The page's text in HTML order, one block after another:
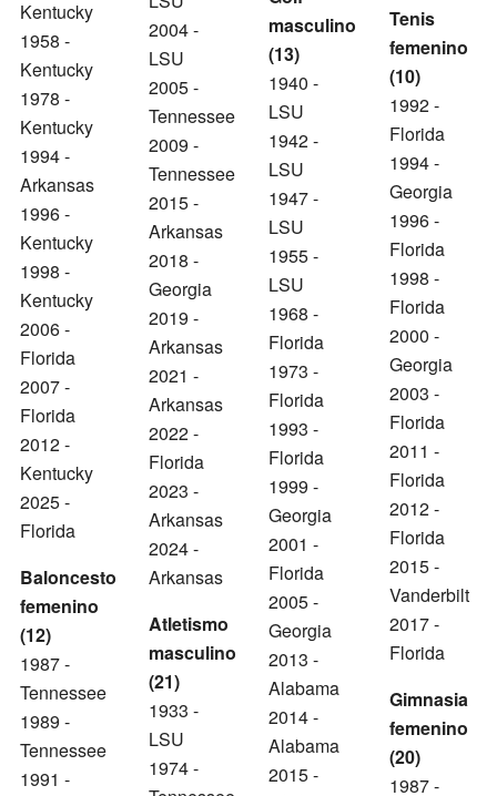
Kentucky
1958 -
Kentucky
1978 -
Kentucky
1994 -
Arkansas
1996 -
Kentucky
1998 -
Kentucky
2006 -
Florida
2007 -
Florida
2012 -
Kentucky
2025 -
Florida
Baloncesto
femenino
(12)
1987 -
Tennessee
1989 -
Tennessee
1991 -
2004 -
LSU
2005 -
Tennessee
2009 -
Tennessee
2015 -
Arkansas
2018 -
Georgia
2019 -
Arkansas
2021 -
Arkansas
2022 -
Florida
2023 -
Arkansas
2024 -
Arkansas
Atletismo
masculino
(21)
1933 -
LSU
1974 -
masculino
(13)
1940 -
LSU
1942 -
LSU
1947 -
LSU
1955 -
LSU
1968 -
Florida
1973 -
Florida
1993 -
Florida
1999 -
Georgia
2001 -
Florida
2005 -
Georgia
2013 -
Alabama
2014 -
Alabama
2015 -
Tenis
femenino
(10)
1992 -
Florida
1994 -
Georgia
1996 -
Florida
1998 -
Florida
2000 -
Georgia
2003 -
Florida
2011 -
Florida
2012 -
Florida
2015 -
Vanderbilt
2017 -
Florida
Gimnasia
femenino
(20)
1987 -